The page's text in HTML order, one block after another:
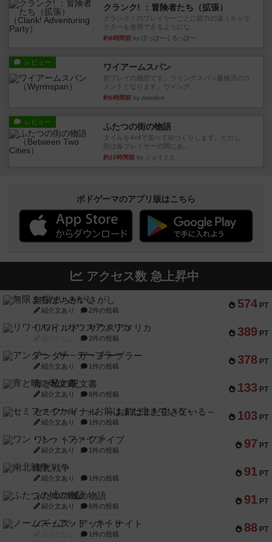
クランク! ：冒険者たち（拡張）
クランク！のプレイヤーごとに能力の違うキャラ
クターを使用できるようにな...
約6時間前 by ぽっぽーくるっぽー
レビュー ワイアームスパン
初プレイの感想です。ウイングスパン履修済のコ
メントとなります。ウイング...
約6時間前 by daisdice
レビュー ふたつの街の物語
タイルを4×4で並べて街づくりします。ただし、
街は各プレイヤーの間にあ...
約10時間前 by ジェイとと
ボドゲーマのアプリ版はこちら
アクセス数 急上昇中
574 PT
無限まちがいさがし
紹介文あり 2件の投稿
389 PT
リワイルド：サウスアメリカ
2件の投稿
378 PT
アンダー・ザ・テーブラー
紹介文あり 1件の投稿
133 PT
宵と暁の呪文書
紹介文あり 8件の投稿
103 PT
セミファイナル ～お前はまだ生きている～
紹介文あり 1件の投稿
97 PT
ワン・トゥ・ファイブ
紹介文あり 1件の投稿
91 PT
南北戦争
紹介文あり 1件の投稿
91 PT
ふたつの城の物語
紹介文あり 6件の投稿
88 PT
ノームズ・アット・ナイト
1件の投稿